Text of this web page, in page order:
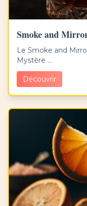
Smoke and
Le Smoke and
Mystère ...
Découvrir